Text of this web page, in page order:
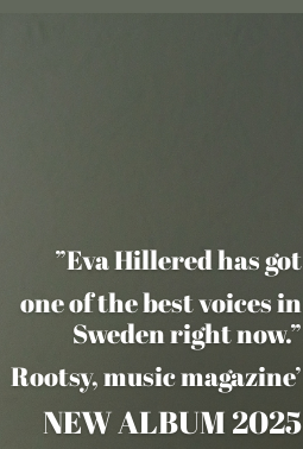
”Eva Hillered has got
one of the best voices in
Sweden right now.”
Rootsy, music magazine’
NEW ALBUM 2025